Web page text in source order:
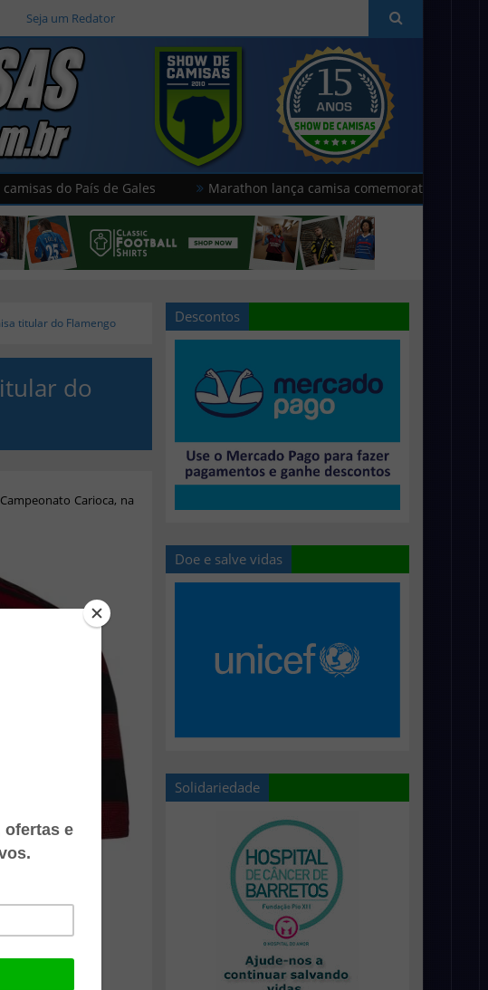
Seja um Redator
de Gales Marathon lança camisa comemorativa do Universitario
titular do Flamengo
do
Carioca, na
Descontos
Doe e salve vidas
Solidariedade